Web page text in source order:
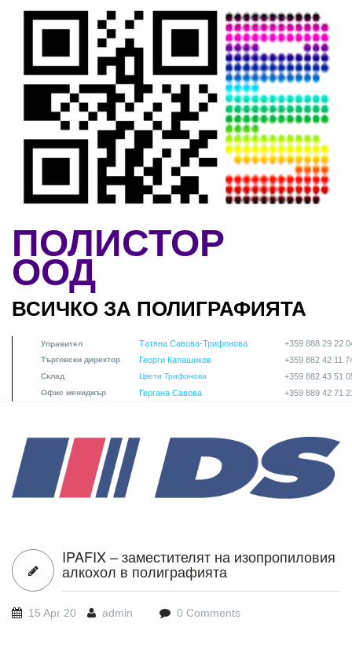
Skip to main content
ПОЛИСТОР
ООД
ВСИЧКО ЗА ПОЛИГРАФИЯТА
Управител Татяна Савова-Трифонова +359 888 29 22
Търговски директор Георги Капашиков +359 882 42 11
Склад Цвети Трифонова +359 882 43 51
Офис мениджър Гергана Савова +359 889 42 71
DS_PMS-png.png
IPAFIX – заместителят на изопропиловия
алкохол в полиграфията
15 Apr 20 admin 0 Comments